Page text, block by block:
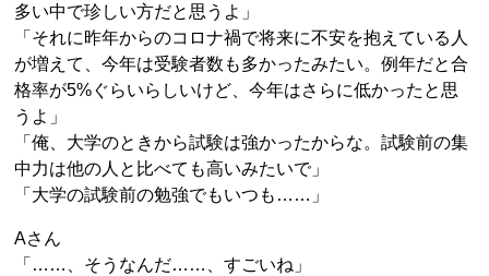
多い中で珍しい方だと思うよ」
「それに昨年からのコロナ禍で将来に不安を抱えている人
が増えて、今年は受験者数も多かったみたい。例年だと合
格率が5%ぐらいらしいけど、今年はさらに低かったと思
うよ」
「俺、大学のときから試験は強かったからな。試験前の集
中力は他の人と比べても高いみたいで」
「大学の試験前の勉強でもいつも……」
Aさん
「……、そうなんだ……、すごいね」